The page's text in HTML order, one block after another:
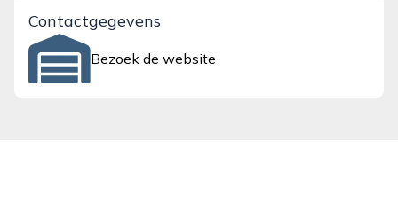
Contactgegevens
Bezoek de website